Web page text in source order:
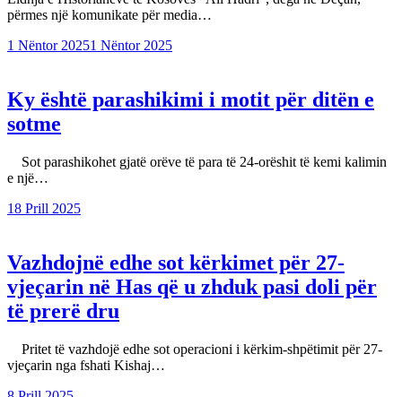
përmes një komunikate për media…
1 Nëntor 20251 Nëntor 2025
Ky është parashikimi i motit për ditën e
sotme
Sot parashikohet gjatë orëve të para të 24-orëshit të kemi kalimin
e një…
18 Prill 2025
Vazhdojnë edhe sot kërkimet për 27-
vjeçarin në Has që u zhduk pasi doli për
të prerë dru
Pritet të vazhdojë edhe sot operacioni i kërkim-shpëtimit për 27-
vjeçarin nga fshati Kishaj…